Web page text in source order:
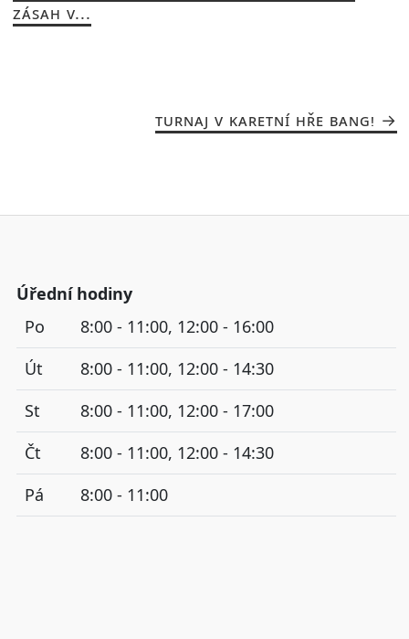
ZÁSAH V...
TURNAJ V KARETNÍ HŘE BANG!
Úřední hodiny
Po
8:00 - 11:00, 12:00 - 16:00
Út
8:00 - 11:00, 12:00 - 14:30
St
8:00 - 11:00, 12:00 - 17:00
Čt
8:00 - 11:00, 12:00 - 14:30
Pá
8:00 - 11:00